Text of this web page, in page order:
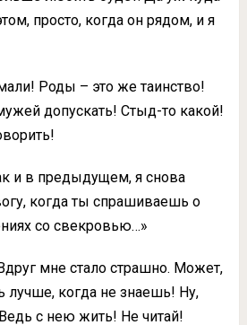
просто, когда он рядом, и я
Роды – это же таинство!
допускать! Стыд-то какой!
и в предыдущем, я снова
когда ты спрашиваешь о
со свекровью…»
мне стало страшно. Может,
лучше, когда не знаешь! Ну,
с нею жить! Не читай!